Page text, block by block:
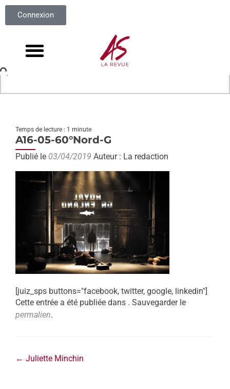
Connexion
Temps de lecture : 1 minute
A16-05-60°Nord-G
Publié le 03/04/2019 Auteur : La redaction
[juiz_sps buttons="facebook, twitter, google, linkedin"]
Cette entrée a été publiée dans . Sauvegarder le
permalien.
← Juliette Minchin